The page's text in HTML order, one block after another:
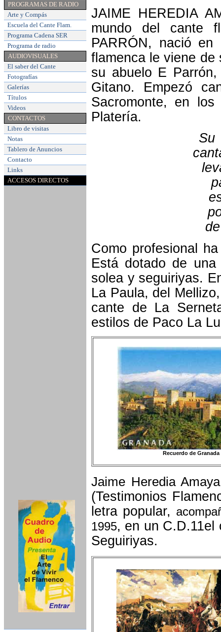
PROGRAMAS DE RADIO
Arte y Compás
Escuela del Cante Flam.
Programa Cadena SER
Programa de radio
AUDIOVISUALES
El saber del Cante
Fotografías
Galerías
Títulos
Videos
CONTACTOS
Libro de visitas
Notas
Tablero de Anuncios
Contacto
Links
ACCESOS DIRECTOS
JAIME HEREDIA
mundo del cante
PARRÓN, nació
flamenca le viene de
su abuelo E
Gitano. Empezó
Sacromonte, en
Platería.
Su
Como profesional
Está dotado de
solea y seguiriyas.
La Paula, del
cante de La
estilos de Paco La
Recuerdo de Granada
Jaime Heredia
(Testimonios
letra popular,
1995, en un
Seguiriyas.